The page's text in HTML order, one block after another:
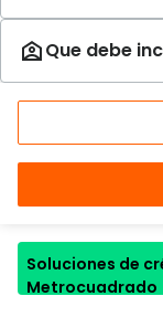
Soluciones de
Metrocuadrado